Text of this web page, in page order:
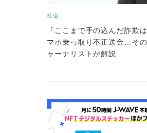
社会
「ここまで手の込んだ詐欺
マホ乗っ取り不正送金…そ
ャーナリストが解説